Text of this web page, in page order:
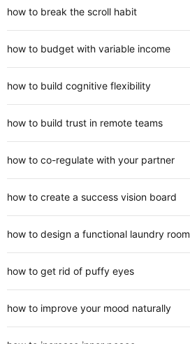
how to break the scroll habit
how to budget with variable income
how to build cognitive flexibility
how to build trust in remote teams
how to co-regulate with your partner
how to create a success vision board
how to design a functional laundry room
how to get rid of puffy eyes
how to improve your mood naturally